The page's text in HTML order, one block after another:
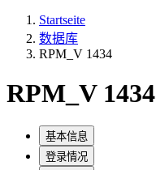
Startseite
数据库
RPM_V 1434
RPM_V 1434
基本信息
登录情况